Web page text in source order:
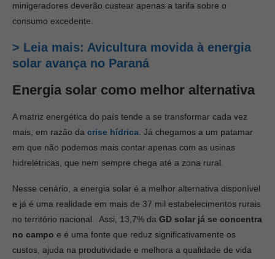
minigeradores deverão custear apenas a tarifa sobre o
consumo excedente.
> Leia mais: Avicultura movida à energia
solar avança no Paraná
Energia solar como melhor alternativa
A matriz energética do país tende a se transformar cada vez
mais, em razão da crise hídrica . Já chegamos a um patamar
em que não podemos mais contar apenas com as usinas
hidrelétricas, que nem sempre chega até a zona rural.
Nesse cenário, a energia solar é a melhor alternativa disponível
e já é uma realidade em mais de 37 mil estabelecimentos rurais
no território nacional. Assi, 13,7% da GD solar já se concentra
no campo e é uma fonte que reduz significativamente os
custos, ajuda na produtividade e melhora a qualidade de vida